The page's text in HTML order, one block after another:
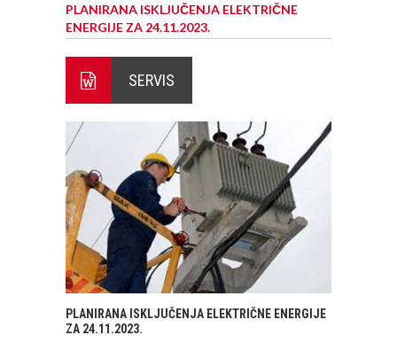
PLANIRANA ISKLJUČENJA ELEKTRIČNE
ENERGIJE ZA 24.11.2023.
SERVIS
PLANIRANA ISKLJUČENJA ELEKTRIČNE ENERGIJE
ZA 24.11.2023.